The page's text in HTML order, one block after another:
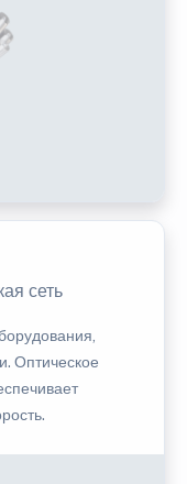
сеть
Оптическое